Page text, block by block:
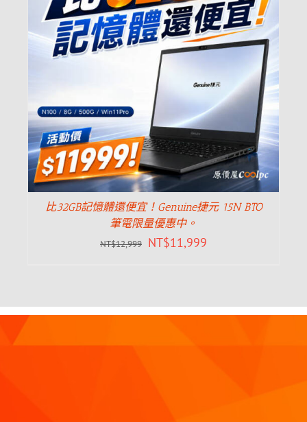
比32GB記憶體還便宜！Genuine捷元 15N BTO
筆電限量優惠中。
NT$12,999 NT$11,999